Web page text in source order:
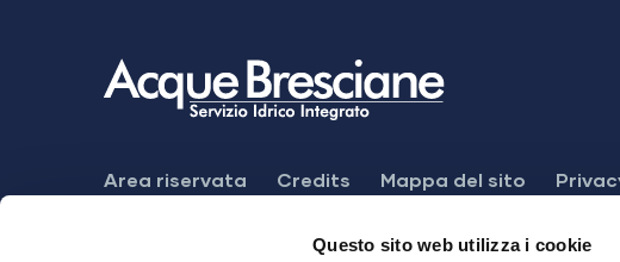
Questo sito web utilizza i cookie
Footer
Menu
Area riservata Credits Mappa del sito
Meccanismo di feedback Dichiarazione di